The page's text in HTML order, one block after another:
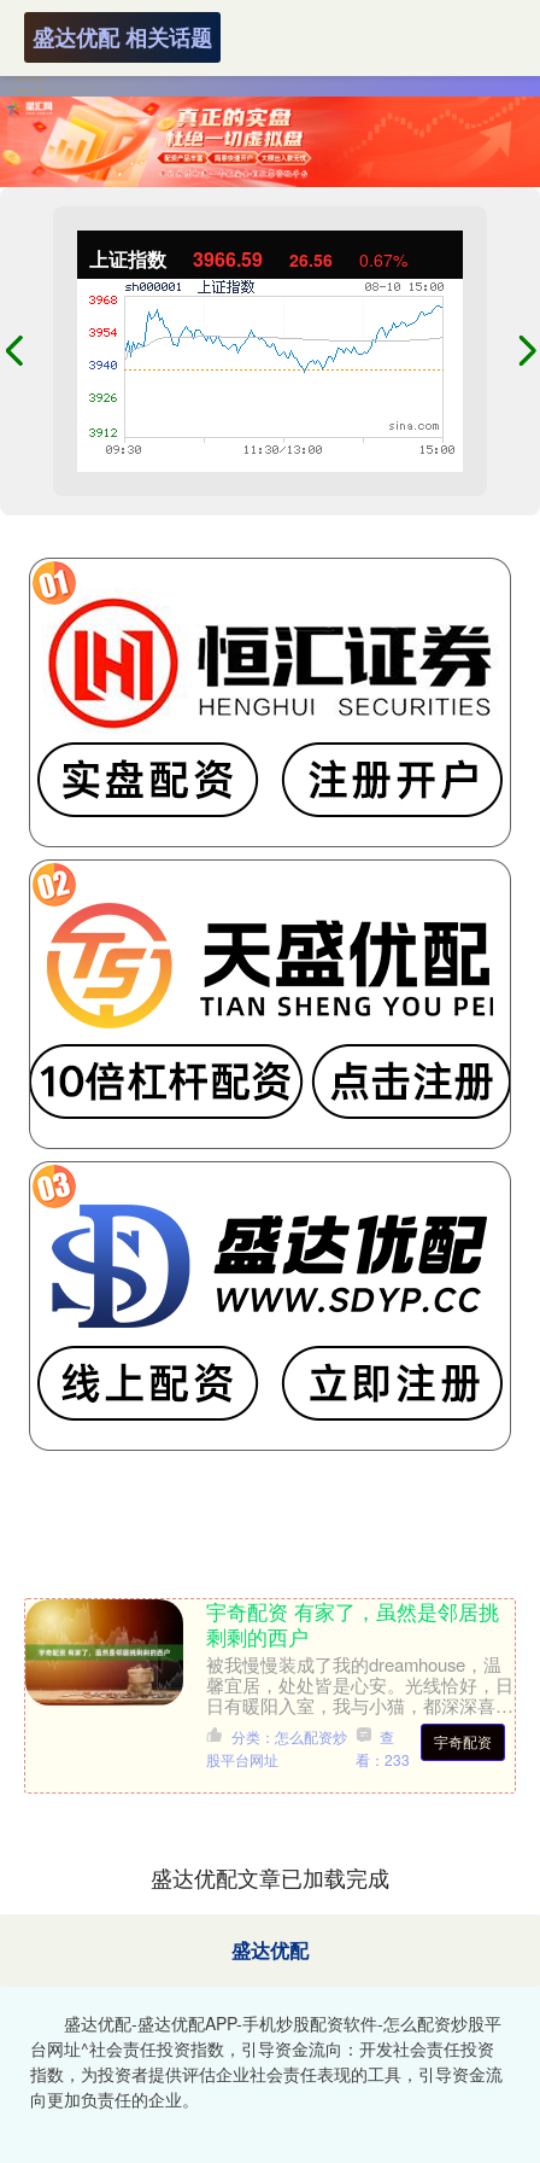
上证指数 3966.59 26.56 0.67%
盛达优配 相关话题
宇奇配资 有家了，虽然是邻居挑
剩剩的西户
被我慢慢装成了我的dreamhouse，温
馨宜居，处处皆是心安。光线恰好，日
日有暖阳入室，我与小猫，都深深喜爱
这一方小天地。没有繁复奢华的装修，
只以素净乳胶漆通....
宇奇配资
分类：怎么配资炒
股平台网址
查
看：233
盛达优配文章已加载完成
盛达优配
盛达优配-盛达优配APP-手机炒股配资软件-怎么配资炒股平
台网址^社会责任投资指数，引导资金流向：开发社会责任投资
指数，为投资者提供评估企业社会责任表现的工具，引导资金流
向更加负责任的企业。